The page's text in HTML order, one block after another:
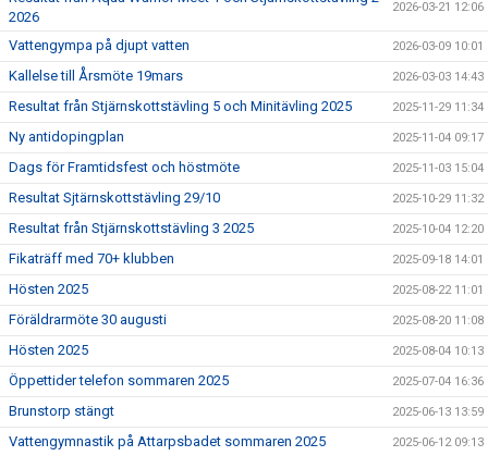
2026
2026-03-21 12:06
Vattengympa på djupt vatten 2026-03-09 10:01
Kallelse till Årsmöte 19mars 2026-03-03 14:43
Resultat från Stjärnskottstävling 5 och Minitävling 2025 2025-11-29 11:34
Ny antidopingplan 2025-11-04 09:17
Dags för Framtidsfest och höstmöte 2025-11-03 15:04
Resultat Sjtärnskottstävling 29/10 2025-10-29 11:32
Resultat från Stjärnskottstävling 3 2025 2025-10-04 12:20
Fikaträff med 70+ klubben 2025-09-18 14:01
Hösten 2025 2025-08-22 11:01
Föräldrarmöte 30 augusti 2025-08-20 11:08
Hösten 2025 2025-08-04 10:13
Öppettider telefon sommaren 2025 2025-07-04 16:36
Brunstorp stängt 2025-06-13 13:59
Vattengymnastik på Attarpsbadet sommaren 2025 2025-06-12 09:13